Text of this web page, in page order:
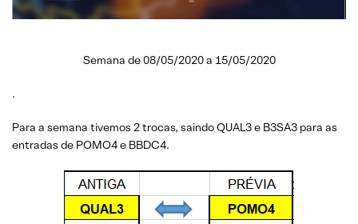
Semana de 08/05/2020 a 15/05/2020
.
Para a semana tivemos 2 trocas, saindo QUAL3 e B3SA3 para as
entradas de POMO4 e BBDC4.